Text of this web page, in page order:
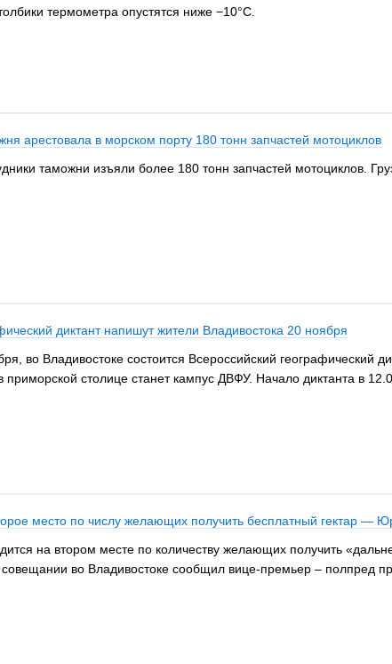
термометра опустятся ниже −10°C.
арестовала в морском порту 180 тонн запчастей мотоциклов
таможни изъяли более 180 тонн запчастей мотоциклов.
диктант напишут жители Владивостока 20 ноября
во Владивостоке состоится Всероссийский географический
столице станет кампус ДВФУ. Начало диктанта в
место по числу желающих получить бесплатный гектар —
на втором месте по количеству желающих получить
во Владивостоке сообщил вице-премьер – полпред